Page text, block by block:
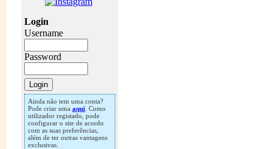
Login
Username
Password
Ainda não tem uma conta?
Pode criar uma aqui . Como
utilizador registado, pode
configurar o site de acordo
com as suas preferências,
além de ter outras vantagens
exclusivas.